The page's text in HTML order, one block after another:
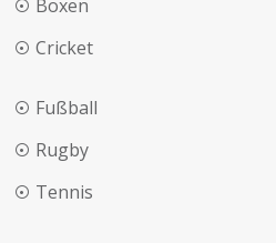
Boxen
Cricket
Fußball
Rugby
Tennis